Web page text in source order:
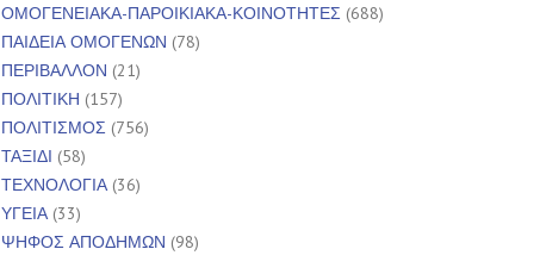
ΟΜΟΓΕΝΕΙΑΚΑ-ΠΑΡΟΙΚΙΑΚΑ-ΚΟΙΝΟΤΗΤΕΣ (688)
ΠΑΙΔΕΙΑ ΟΜΟΓΕΝΩΝ (78)
ΠΕΡΙΒΑΛΛΟΝ (21)
ΠΟΛΙΤΙΚΗ (157)
ΠΟΛΙΤΙΣΜΟΣ (756)
ΤΑΞΙΔΙ (58)
ΤΕΧΝΟΛΟΓΙΑ(36)
ΥΓΕΙΑ(33)
ΨΗΦΟΣ ΑΠΟΔΗΜΩΝ (98)